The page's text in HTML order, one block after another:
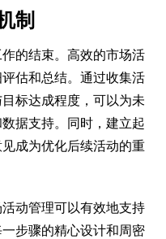
制
的结束。高效的市场活
估和总结。通过收集活
标达成程度，可以为未
据支持。同时，建立起
成为优化后续活动的重
动管理可以有效地支持
步骤的精心设计和周密